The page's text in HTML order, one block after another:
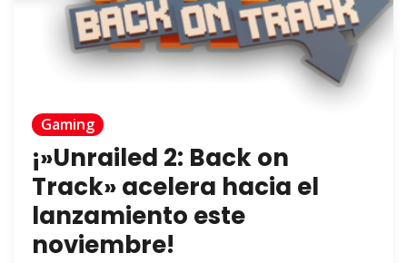
Gaming
¡»Unrailed 2: Back on
Track» acelera hacia el
lanzamiento este
noviembre!